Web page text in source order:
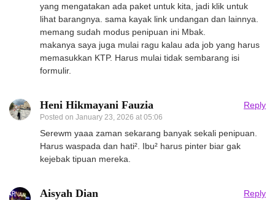
yang mengatakan ada paket untuk kita, jadi klik untuk
lihat barangnya. sama kayak link undangan dan lainnya.
memang sudah modus penipuan ini Mbak.
makanya saya juga mulai ragu kalau ada job yang harus
memasukkan KTP. Harus mulai tidak sembarang isi
formulir.
Heni Hikmayani Fauzia
Posted on January 23, 2026 at 05:06
Reply
Serewm yaaa zaman sekarang banyak sekali penipuan.
Harus waspada dan hati². Ibu² harus pinter biar gak
kejebak tipuan mereka.
Aisyah Dian Reply